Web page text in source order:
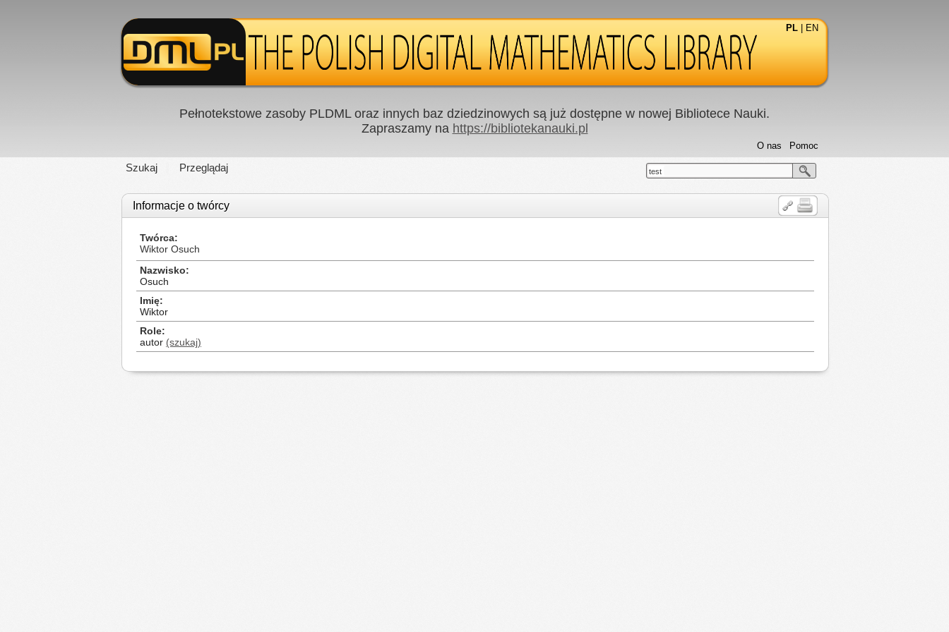
PL EN
Pełnotekstowe zasoby PLDML oraz innych baz dziedzinowych są już dostępne w nowej Bibliotece Nauki.
Zapraszamy na https://bibliotekanauki.pl
Szukaj Przeglądaj
Pomoc
O nas
test
Informacje o twórcy
Twórca
Wiktor Osuch
Nazwisko
Osuch
Imię
Wiktor
Role
autor (szukaj)